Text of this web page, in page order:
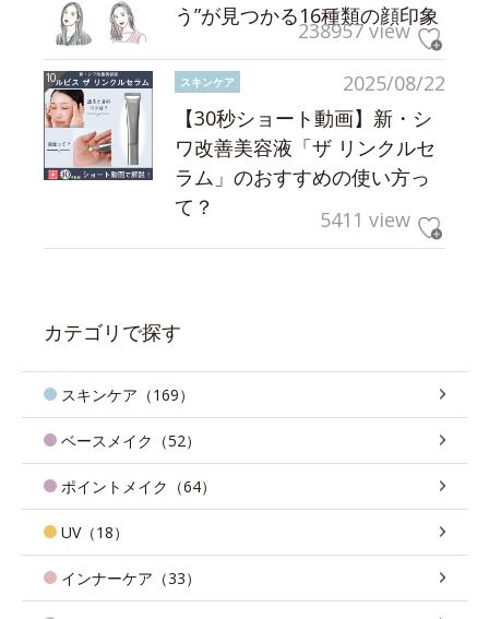
う”が見つかる16種類の顔印象
238957 view
2025/08/22
スキンケア
【30秒ショート動画】新・シ
ワ改善美容液「ザ リンクルセ
ラム」のおすすめの使い方っ
て？
5411 view
カテゴリで探す
スキンケア（169）
ベースメイク（52）
ポイントメイク（64）
UV（18）
インナーケア（33）